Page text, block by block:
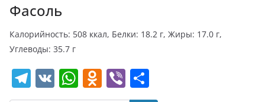
Фасоль
Калорийность: 508 ккал, Белки: 18.2 г, Жиры: 17.0 г,
Углеводы: 35.7 г
T V W O Vi